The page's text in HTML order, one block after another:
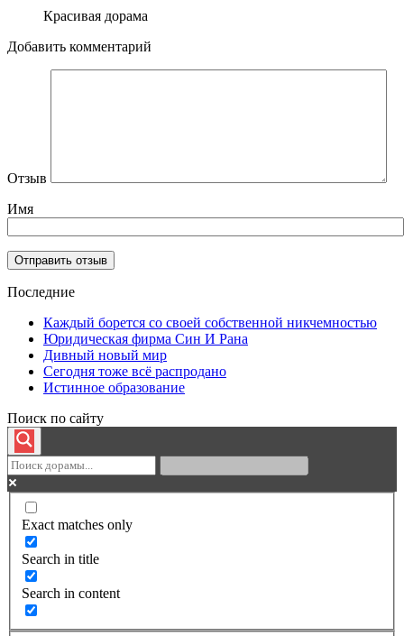
Красивая дорама
Добавить комментарий
Отзыв
Имя
Последние
Каждый борется со своей собственной никчемностью
Юридическая фирма Син И Рана
Дивный новый мир
Сегодня тоже всё распродано
Истинное образование
Поиск по сайту
Exact matches only
Search in title
Search in content